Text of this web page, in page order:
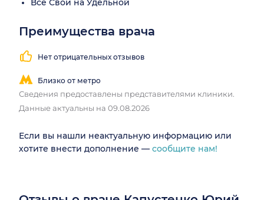
Все Свои на Удельной
Преимущества врача
Нет отрицательных отзывов
Близко от метро
Сведения предоставлены представителями клиники.
Данные актуальны на 09.08.2026
Если вы нашли неактуальную информацию или
хотите внести дополнение — сообщите нам!